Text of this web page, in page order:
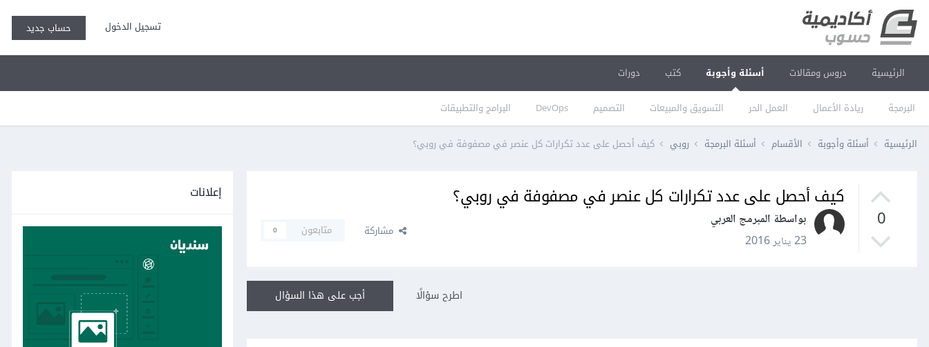
تسجيل الدخول حساب جديد
الرئيسية دروس ومقالات أسئلة وأجوبة
البرمجة ريادة الأعمال العمل الحر التسويق والمبيعات التصميم DevOps البرامج والتطبيقات
كتب دورات
الرئيسية أسئلة وأجوبة الأقسام أسئلة البرمجة روبي كيف أحصل على عدد تكرارات كل عنصر في مصفوفة في روبي؟
0
كيف أحصل على عدد تكرارات كل عنصر في مصفوفة في روبي؟
بواسطة المبرمج العربي
23 يناير 2016
مشاركة متابعون 0
أجب على هذا السؤال اطرح سؤالًا
إعلانات